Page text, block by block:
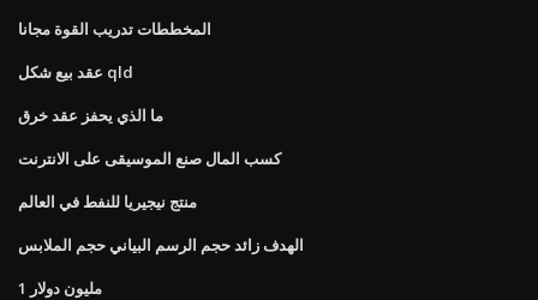
المخططات تدريب القوة مجانا
عقد بيع شكل qld
ما الذي يحفز عقد خرق
كسب المال صنع الموسيقى على الانترنت
منتج نيجيريا للنفط في العالم
الهدف زائد حجم الرسم البياني حجم الملابس
1 مليون دولار